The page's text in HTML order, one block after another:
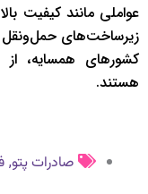
عواملی مانند کیفیت
زیرساخت‌های حمل‌ونقل
کشورهای همسایه،
هستند.
صادرات پتو,